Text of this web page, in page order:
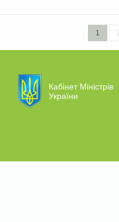
1
Кабінет Міністрів
України